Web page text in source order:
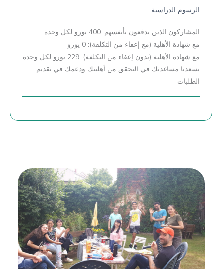
الرسوم الدراسية
المشاركون الذين يدفعون بأنفسهم: 400 يورو لكل وحدة
مع شهادة الأهلية (مع إعفاء من التكلفة): 0 يورو
مع شهادة الأهلية (بدون إعفاء من التكلفة): 229 يورو لكل وحدة
يسعدنا مساعدتك في التحقق من أهليتك ودعمك في تقديم
الطلبات